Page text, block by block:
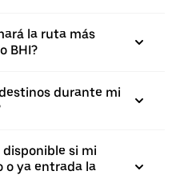
la ruta más
BHI?
durante mi
disponible si mi
o ya entrada la